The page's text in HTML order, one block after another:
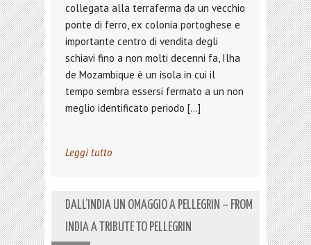
collegata alla terraferma da un vecchio
ponte di ferro, ex colonia portoghese e
importante centro di vendita degli
schiavi fino a non molti decenni fa, Ilha
de Mozambique è un isola in cui il
tempo sembra essersi fermato a un non
meglio identificato periodo […]
Leggi tutto
DALL’INDIA UN OMAGGIO A PELLEGRIN – FROM
INDIA A TRIBUTE TO PELLEGRIN